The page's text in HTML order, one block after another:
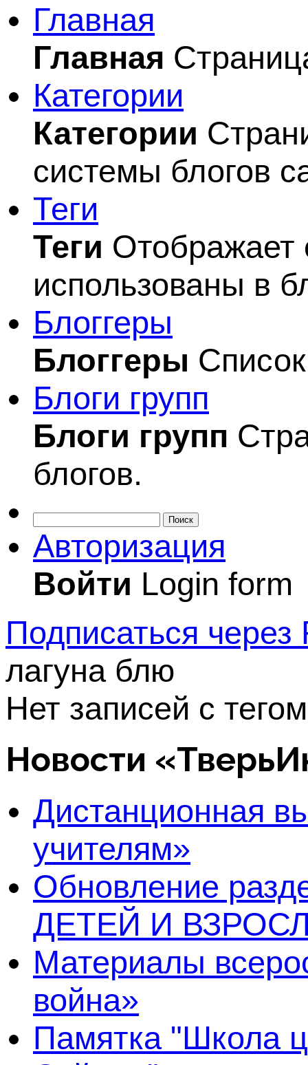
Главная
Главная
Категории
Категории
системы блогов
Теги
Теги Отображает
использованы в
Блоггеры
Блоггеры
Блоги групп
Блоги групп
блогов.
Поиск
Авторизация
Войти Login form
Подписаться через
лагуна блю
Нет записей с
Новости
Дистанционная
учителям»
Обновление
ДЕТЕЙ И
Материалы
война»
Памятка "Школа